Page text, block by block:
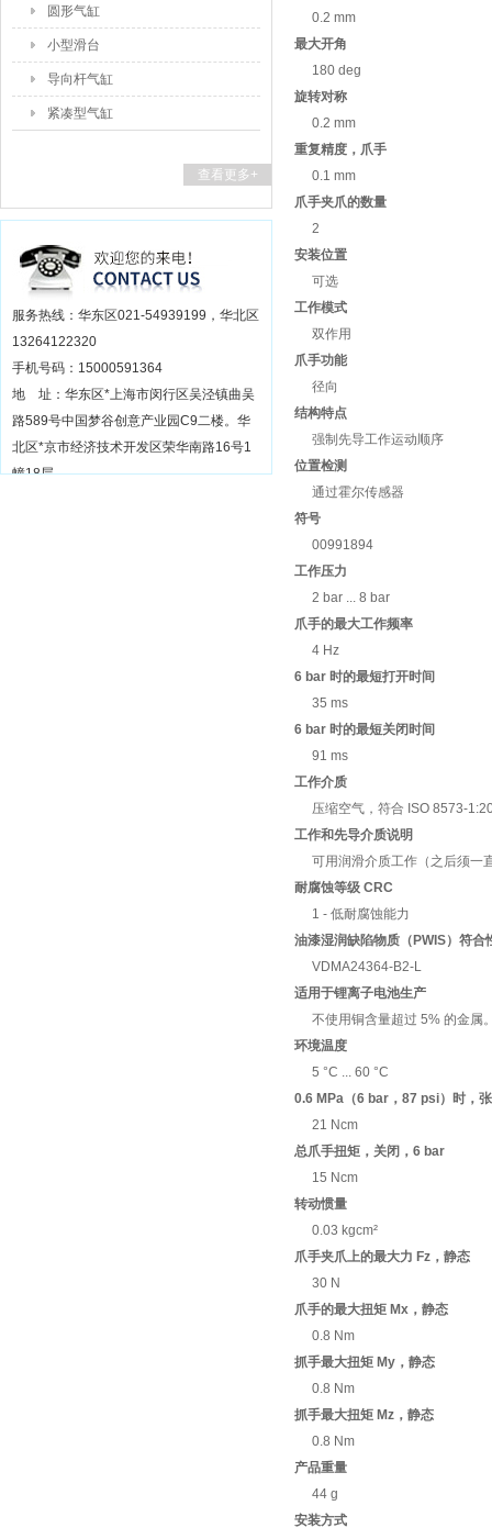
圆形气缸
小型滑台
导向杆气缸
紧凑型气缸
查看更多+
服务热线：华东区021-54939199，华北区
13264122320
手机号码：15000591364
地 址：华东区*上海市闵行区吴泾镇曲吴
路589号中国梦谷创意产业园C9二楼。华
北区*京市经济技术开发区荣华南路16号1
幢18层
0.2 mm
最大开角
180 deg
旋转对称
0.2 mm
重复精度，爪手
0.1 mm
爪手夹爪的数量
2
安装位置
可选
工作模式
双作用
爪手功能
径向
结构特点
强制先导工作运动顺序
位置检测
通过霍尔传感器
符号
00991894
工作压力
2 bar ... 8 bar
爪手的最大工作频率
4 Hz
6 bar 时的最短打开时间
35 ms
6 bar 时的最短关闭时间
91 ms
工作介质
压缩空气，符合 ISO 8573-
工作和先导介质说明
可用润滑介质工作（之后须一
耐腐蚀等级 CRC
1 - 低耐腐蚀能力
油漆湿润缺陷物质（PWIS）符合
VDMA24364-B2-L
适用于锂离子电池生产
不使用铜含量超过 5% 的金属
环境温度
5 °C ... 60 °C
0.6 MPa（6 bar，87 psi）时，
21 Ncm
总爪手扭矩，关闭，6 bar
15 Ncm
转动惯量
0.03 kgcm²
爪手夹爪上的最大力 Fz，静态
30 N
爪手的最大扭矩 Mx，静态
0.8 Nm
抓手最大扭矩 My，静态
0.8 Nm
抓手最大扭矩 Mz，静态
0.8 Nm
产品重量
44 g
安装方式